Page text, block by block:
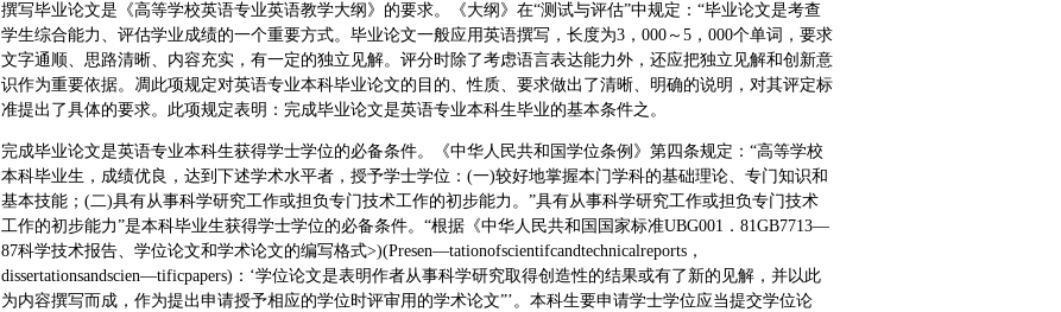
撰写毕业论文是《高等学校英语专业英语教学大纲》的要求。《大纲》在“测试与评估”中规定：“毕业论文是考查
学生综合能力、评估学业成绩的一个重要方式。毕业论文一般应用英语撰写，长度为3，000～5，000个单词，要求
文字通顺、思路清晰、内容充实，有一定的独立见解。评分时除了考虑语言表达能力外，还应把独立见解和创新意
识作为重要依据。凋此项规定对英语专业本科毕业论文的目的、性质、要求做出了清晰、明确的说明，对其评定标
准提出了具体的要求。此项规定表明：完成毕业论文是英语专业本科生毕业的基本条件之。
完成毕业论文是英语专业本科生获得学士学位的必备条件。《中华人民共和国学位条例》第四条规定：“高等学校
本科毕业生，成绩优良，达到下述学术水平者，授予学士学位：(一)较好地掌握本门学科的基础理论、专门知识和
基本技能；(二)具有从事科学研究工作或担负专门技术工作的初步能力。”具有从事科学研究工作或担负专门技术
工作的初步能力”是本科毕业生获得学士学位的必备条件。“根据《中华人民共和国国家标准UBG001．81GB7713—
87科学技术报告、学位论文和学术论文的编写格式>)(Presen—tationofscientifcandtechnicalreports，
dissertationsandscien—tificpapers)：‘学位论文是表明作者从事科学研究取得创造性的结果或有了新的见解，并以此
为内容撰写而成，作为提出申请授予相应的学位时评审用的学术论文”’。本科生要申请学士学位应当提交学位论